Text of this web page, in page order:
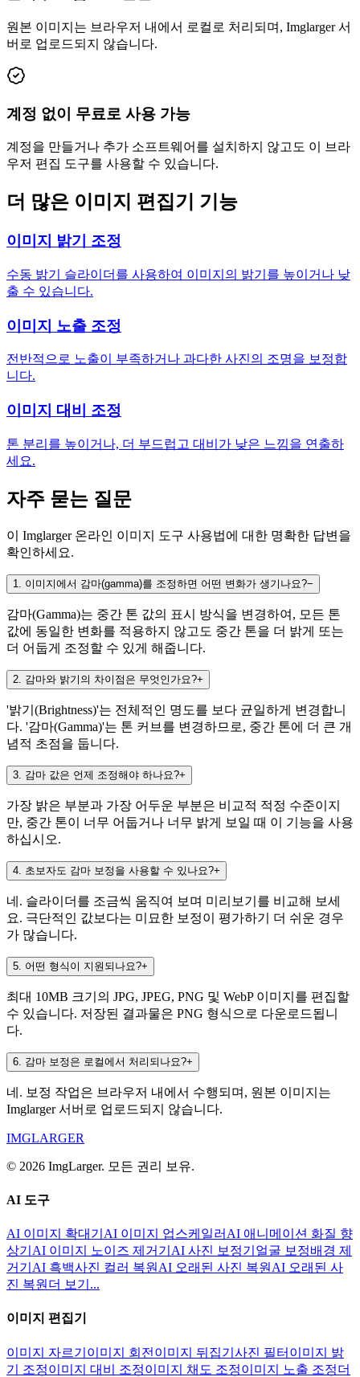
원본 이미지는 브라우저 내에서 로컬로 처리되며, Imglarger 서
버로 업로드되지 않습니다.
계정 없이 무료로 사용 가능
계정을 만들거나 추가 소프트웨어를 설치하지 않고도 이 브라
우저 편집 도구를 사용할 수 있습니다.
더 많은 이미지 편집기 기능
이미지 밝기 조정
수동 밝기 슬라이더를 사용하여 이미지의 밝기를 높이거나 낮
출 수 있습니다.
이미지 노출 조정
전반적으로 노출이 부족하거나 과다한 사진의 조명을 보정합
니다.
이미지 대비 조정
톤 분리를 높이거나, 더 부드럽고 대비가 낮은 느낌을 연출하
세요.
자주 묻는 질문
이 Imglarger 온라인 이미지 도구 사용법에 대한 명확한 답변을
확인하세요.
1 이미지에서 감마(gamma)를 조정하면 어떤 변화가 생기나요?−
감마(Gamma)는 중간 톤 값의 표시 방식을 변경하여, 모든 톤
값에 동일한 변화를 적용하지 않고도 중간 톤을 더 밝게 또는
더 어둡게 조정할 수 있게 해줍니다.
2 감마와 밝기의 차이점은 무엇인가요?+
'밝기(Brightness)'는 전체적인 명도를 보다 균일하게 변경합니
다. '감마(Gamma)'는 톤 커브를 변경하므로, 중간 톤에 더 큰 개
념적 초점을 둡니다.
3 감마 값은 언제 조정해야 하나요?+
가장 밝은 부분과 가장 어두운 부분은 비교적 적정 수준이지
만, 중간 톤이 너무 어둡거나 너무 밝게 보일 때 이 기능을 사용
하십시오.
4 초보자도 감마 보정을 사용할 수 있나요?+
네. 슬라이더를 조금씩 움직여 보며 미리보기를 비교해 보세
요. 극단적인 값보다는 미묘한 보정이 평가하기 더 쉬운 경우
가 많습니다.
5 어떤 형식이 지원되나요?+
최대 10MB 크기의 JPG, JPEG, PNG 및 WebP 이미지를 편집할
수 있습니다. 저장된 결과물은 PNG 형식으로 다운로드됩니
다.
6 감마 보정은 로컬에서 처리되나요?+
네. 보정 작업은 브라우저 내에서 수행되며, 원본 이미지는
Imglarger 서버로 업로드되지 않습니다.
IMGLARGER
© 2026 ImgLarger. 모든 권리 보유.
AI 도구
AI 이미지 확대기 AI 이미지 업스케일러 AI 애니메이션 화질 향
상기 AI 이미지 노이즈 제거기 AI 사진 보정기 얼굴 보정배경 제
거기 AI 흑백사진 컬러 복원 AI 오래된 사진 복원 AI 오래된 사
진 복원 더 보기...
이미지 편집기
이미지 자르기 이미지 회전 이미지 뒤집기 사진 필터 이미지 밝
기 조정이미지 대비 조정이미지 채도 조정이미지 노출 조정더